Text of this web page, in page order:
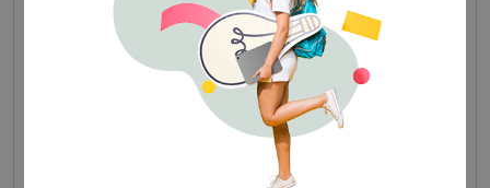
Potrai accedere a numerosi vantaggi:
Memorizzare i tuoi dati, in modo da non
doverli inserire nuovamente ad ogni